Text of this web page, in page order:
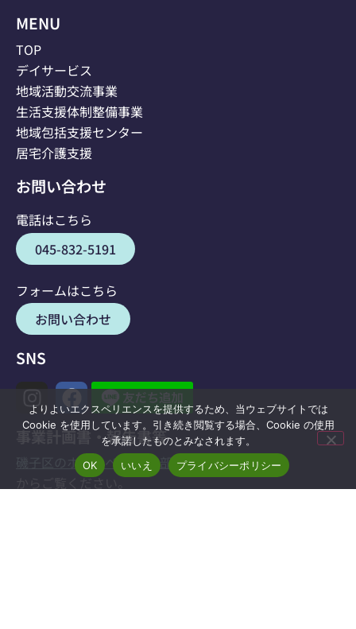
MENU
TOP
デイサービス
地域活動交流事業
生活支援体制整備事業
地域包括支援センター
居宅介護支援
お問い合わせ
電話はこちら
045-832-5191
フォームはこちら
お問い合わせ
SNS
事業計画書・報告書等
磯子区のホームページ(外部サイト)
からご覧ください。
よりよいエクスペリエンスを提供するため、当ウェブサイトでは
Cookie を使用しています。引き続き閲覧する場合、Cookie の使用
を承諾したものとみなされます。
OK
いいえ プライバシーポリシー